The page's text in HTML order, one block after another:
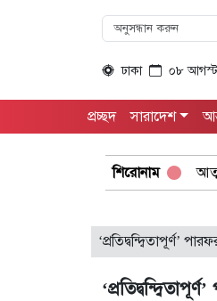
ঢাকা ০৮
প্রচ্ছদ সারাদেশ
শিরোনাম
নামে প্রতারনা ২৪ লাখ টাকা
‘প্রতিদ্বন্দ্বিতাপূর্ণ’